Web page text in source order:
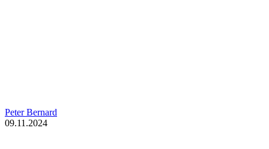
Peter Bernard
09.11.2024